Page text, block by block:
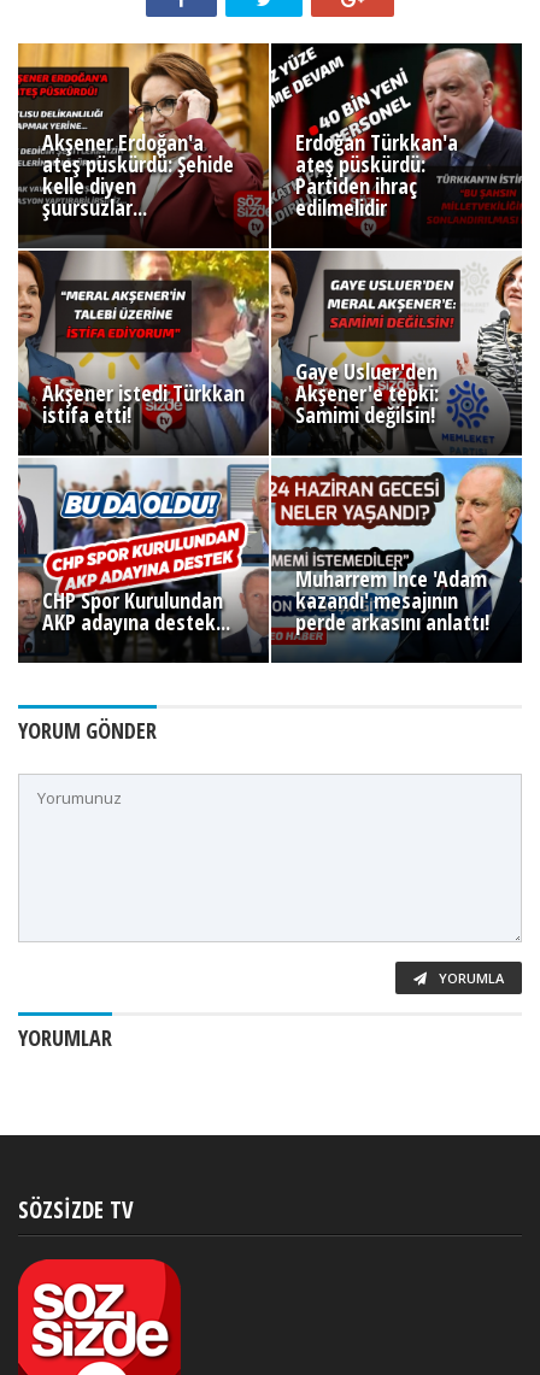
Akşener Erdoğan'a
ateş püskürdü: Şehide
kelle diyen
şuursuzlar...
Erdoğan Türkkan'a
ateş püskürdü:
Partiden ihraç
edilmelidir
Akşener istedi Türkkan
istifa etti!
Gaye Usluer'den
Akşener'e tepki:
Samimi değilsin!
CHP Spor Kurulundan
AKP adayına destek...
Muharrem İnce 'Adam
kazandı' mesajının
perde arkasını anlattı!
YORUM GÖNDER
YORUMLA
YORUMLAR
SÖZSIZDE TV